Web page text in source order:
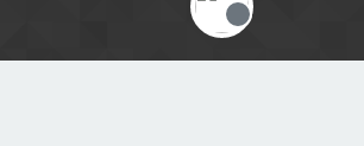
Offline